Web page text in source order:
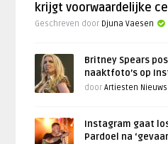
krijgt voorwaardelijke
Geschreven door Djuna Vaesen
Britney Spears
naaktfoto’s op
doorArtiesten Nieuws
Instagram gaat
Pardoel na